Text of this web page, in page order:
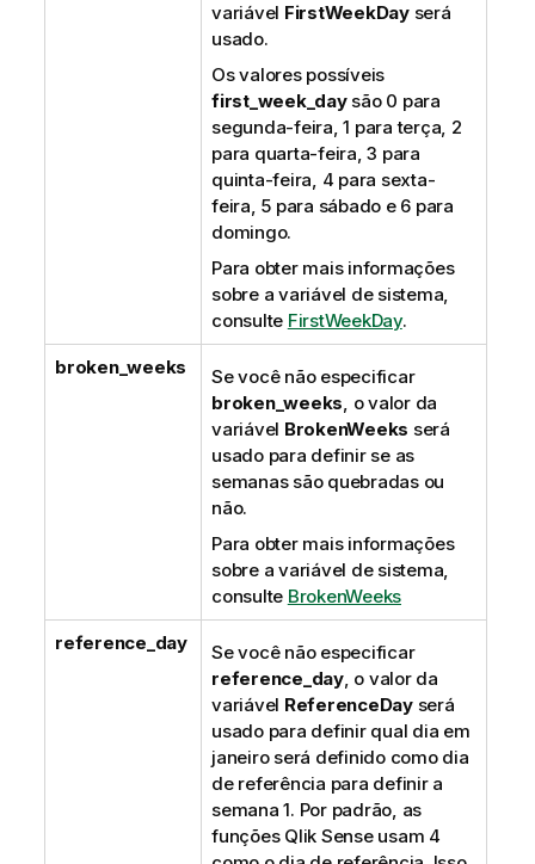
variável FirstWeekDayserá
usado.
Os valores possíveis
first_week_daysão 0 para
segunda-feira, 1 para terça, 2
para quarta-feira, 3 para
quinta-feira, 4 para sexta-
feira, 5 para sábado e 6 para
domingo.
Para obter mais informações
sobre a variável de sistema,
consulte FirstWeekDay.
broken_weeks
Se você não especificar
broken_weeks, o valor da
variável BrokenWeeks será
usado para definir se as
semanas são quebradas ou
não.
Para obter mais informações
sobre a variável de sistema,
consulte BrokenWeeks
reference_day
Se você não especificar
reference_day, o valor da
variável ReferenceDayserá
usado para definir qual dia em
janeiro será definido como dia
de referência para definir a
semana 1. Por padrão, as
funções Qlik Senseusam 4